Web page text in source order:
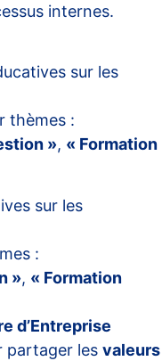
internes.
sur les
thèmes :
», « Formation
sur les
:
», « Formation
d’Entreprise
partager les valeurs